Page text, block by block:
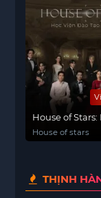
House of Stars:
Đào Tạo Ngôi
House of stars
THỊNH